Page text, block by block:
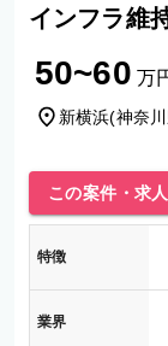
インフラ維
50~60 万
新横浜(神奈
この案件・求
特徴
業界